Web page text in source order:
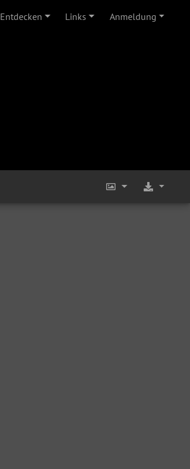
Entdecken Links Anmeldung